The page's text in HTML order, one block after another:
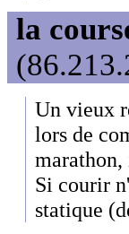
la
Un vieux
lors de
marathon,
Si courir
statique